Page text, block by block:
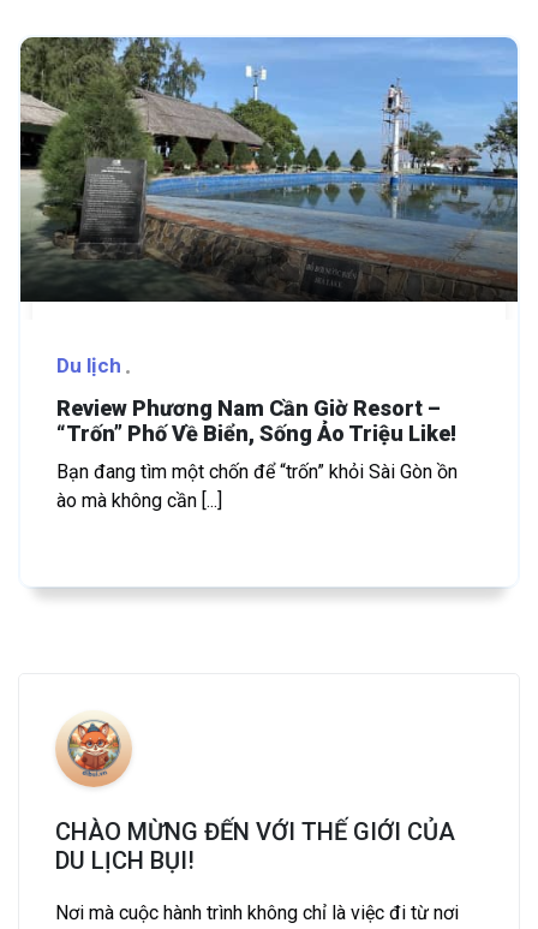
Du lịch
Review Phương Nam Cần Giờ Resort –
“Trốn” Phố Về Biển, Sống Ảo Triệu Like!
Bạn đang tìm một chốn để “trốn” khỏi Sài Gòn ồn
ào mà không cần [...]
CHÀO MỪNG ĐẾN VỚI THẾ GIỚI CỦA
DU LỊCH BỤI!
Nơi mà cuộc hành trình không chỉ là việc đi từ nơi